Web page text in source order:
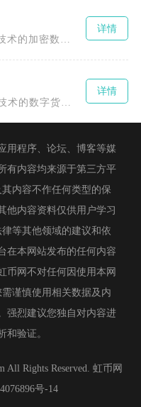
详情
详情
用程序、论坛、博客等媒
有内容均来源于第三方平
内容不作任何类型的保
他内容资料仅供用户学习
等其他领域的建议和依
在本网站发布的任何内容
币网不对任何因使用本网
谨慎使用相关数据及内
强烈建议您独自对内容进
和验证。
All Rights Reserved. 虹币网
号-14